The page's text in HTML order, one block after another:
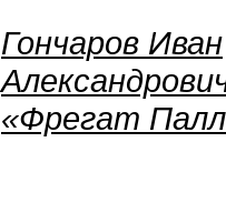
Гончаров Иван
«Фрегат